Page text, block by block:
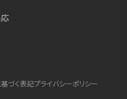
づく表記プライバシーポリシー